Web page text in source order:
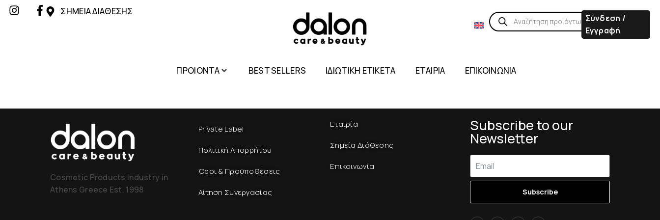
ΣΗΜΕΙΑ ΔΙΑΘΕΣΗΣ
Σύνδεση /
Εγγραφή
ΠΡΟΙΟΝΤΑ BEST SELLERS ΙΔΙΩΤΙΚΗ ΕΤΙΚΕΤΑ ΕΤΑΙΡΙΑ ΕΠΙΚΟΙΝΩΝΙΑ
Cosmetic Products Industry in
Athens Greece Est. 1998
Private Label
Πολιτική Απορρήτου
Όροι & Προϋποθέσεις
Αίτηση Συνεργασίας
Εταιρία
Σημεία Διάθεσης
Επικοινωνία
Subscribe to our
Newsletter
Subscribe